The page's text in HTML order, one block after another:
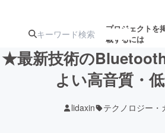
プロジェクトを
載するには
ターン
ジェクト
ロ
★最新技術の
よい高音質・
lidaxin テクノロジー・